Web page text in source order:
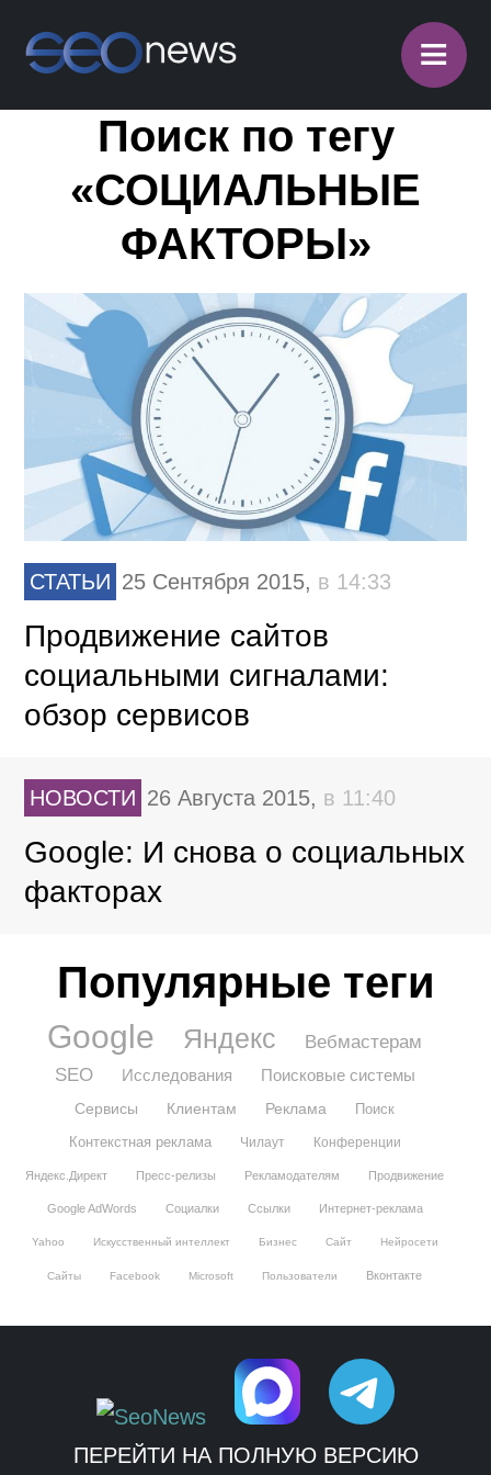
≡
Поиск по тегу
«СОЦИАЛЬНЫЕ
ФАКТОРЫ»
СТАТЬИ 25 Сентября 2015, в 14:33
Продвижение сайтов
социальными сигналами:
обзор сервисов
НОВОСТИ 26 Августа 2015, в 11:40
Google: И снова о социальных
факторах
Популярные теги
Google Яндекс
Вебмастерам
SEO
Исследования Поисковые системы
Сервисы Клиентам Реклама
Поиск
Контекстная реклама
Чилаут Конференции
Яндекс.Директ Пресс-релизы Рекламодателям Продвижение
Google AdWords Социалки Ссылки Интернет-реклама
Yahoo Искусственный интеллект Бизнес Сайт Нейросети
Сайты Facebook Microsoft Пользователи Вконтакте
ПЕРЕЙТИ НА ПОЛНУЮ ВЕРСИЮ